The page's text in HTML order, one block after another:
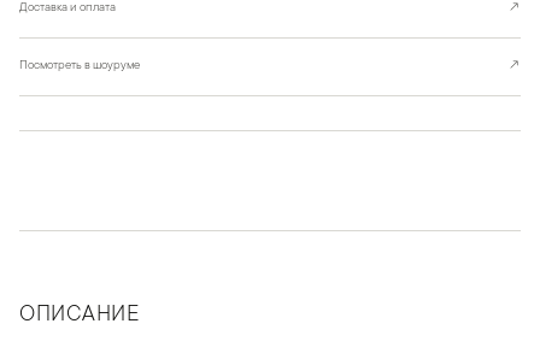
Доставка и оплата ↗
Посмотреть в шоуруме ↗
ОПИСАНИЕ